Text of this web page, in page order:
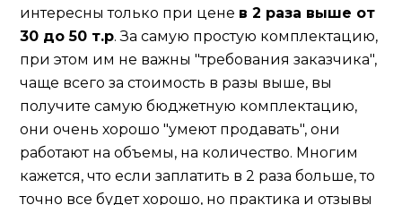
интересны только при цене в 2 раза выше от
30 до 50 т.р. За самую простую комплектацию,
при этом им не важны "требования заказчика",
чаще всего за стоимость в разы выше, вы
получите самую бюджетную комплектацию,
они очень хорошо "умеют продавать", они
работают на объемы, на количество. Многим
кажется, что если заплатить в 2 раза больше, то
точно все будет хорошо, но практика и отзывы